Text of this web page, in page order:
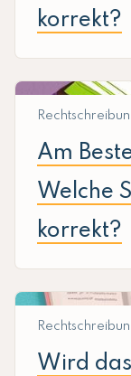
korrekt?
Am
Welche
korrekt?
Wird